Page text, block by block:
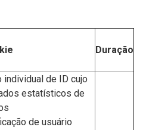
Duração
individual de ID cujo
estatísticos de
de usuário